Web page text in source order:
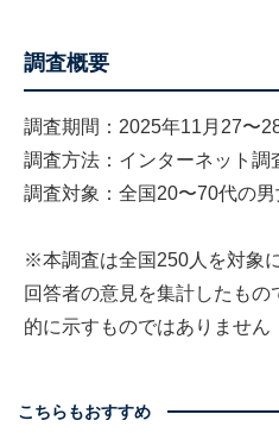
調査概要
調査期間：2025年11月27〜
調査方法：インターネット調
調査対象：全国20〜70代の男
※本調査は全国250人を対象
回答者の意見を集計したも
的に示すものではありません
こちらもおすすめ